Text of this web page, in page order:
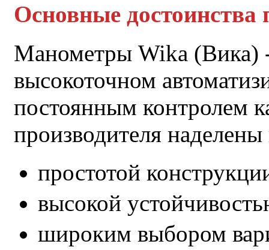
Основные достоинства
Манометры Wika (Вика)
высокоточном
постоянным контролем
производителя
простотой
высокой
широким выбором